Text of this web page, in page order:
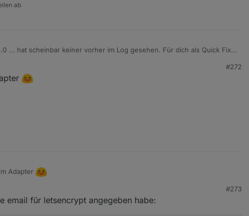
ab
... hat scheinbar keiner vorher im Log gesehen. Für dich als Quick Fix:
#272
Adapter
#273
email für letsencrypt angegeben habe: